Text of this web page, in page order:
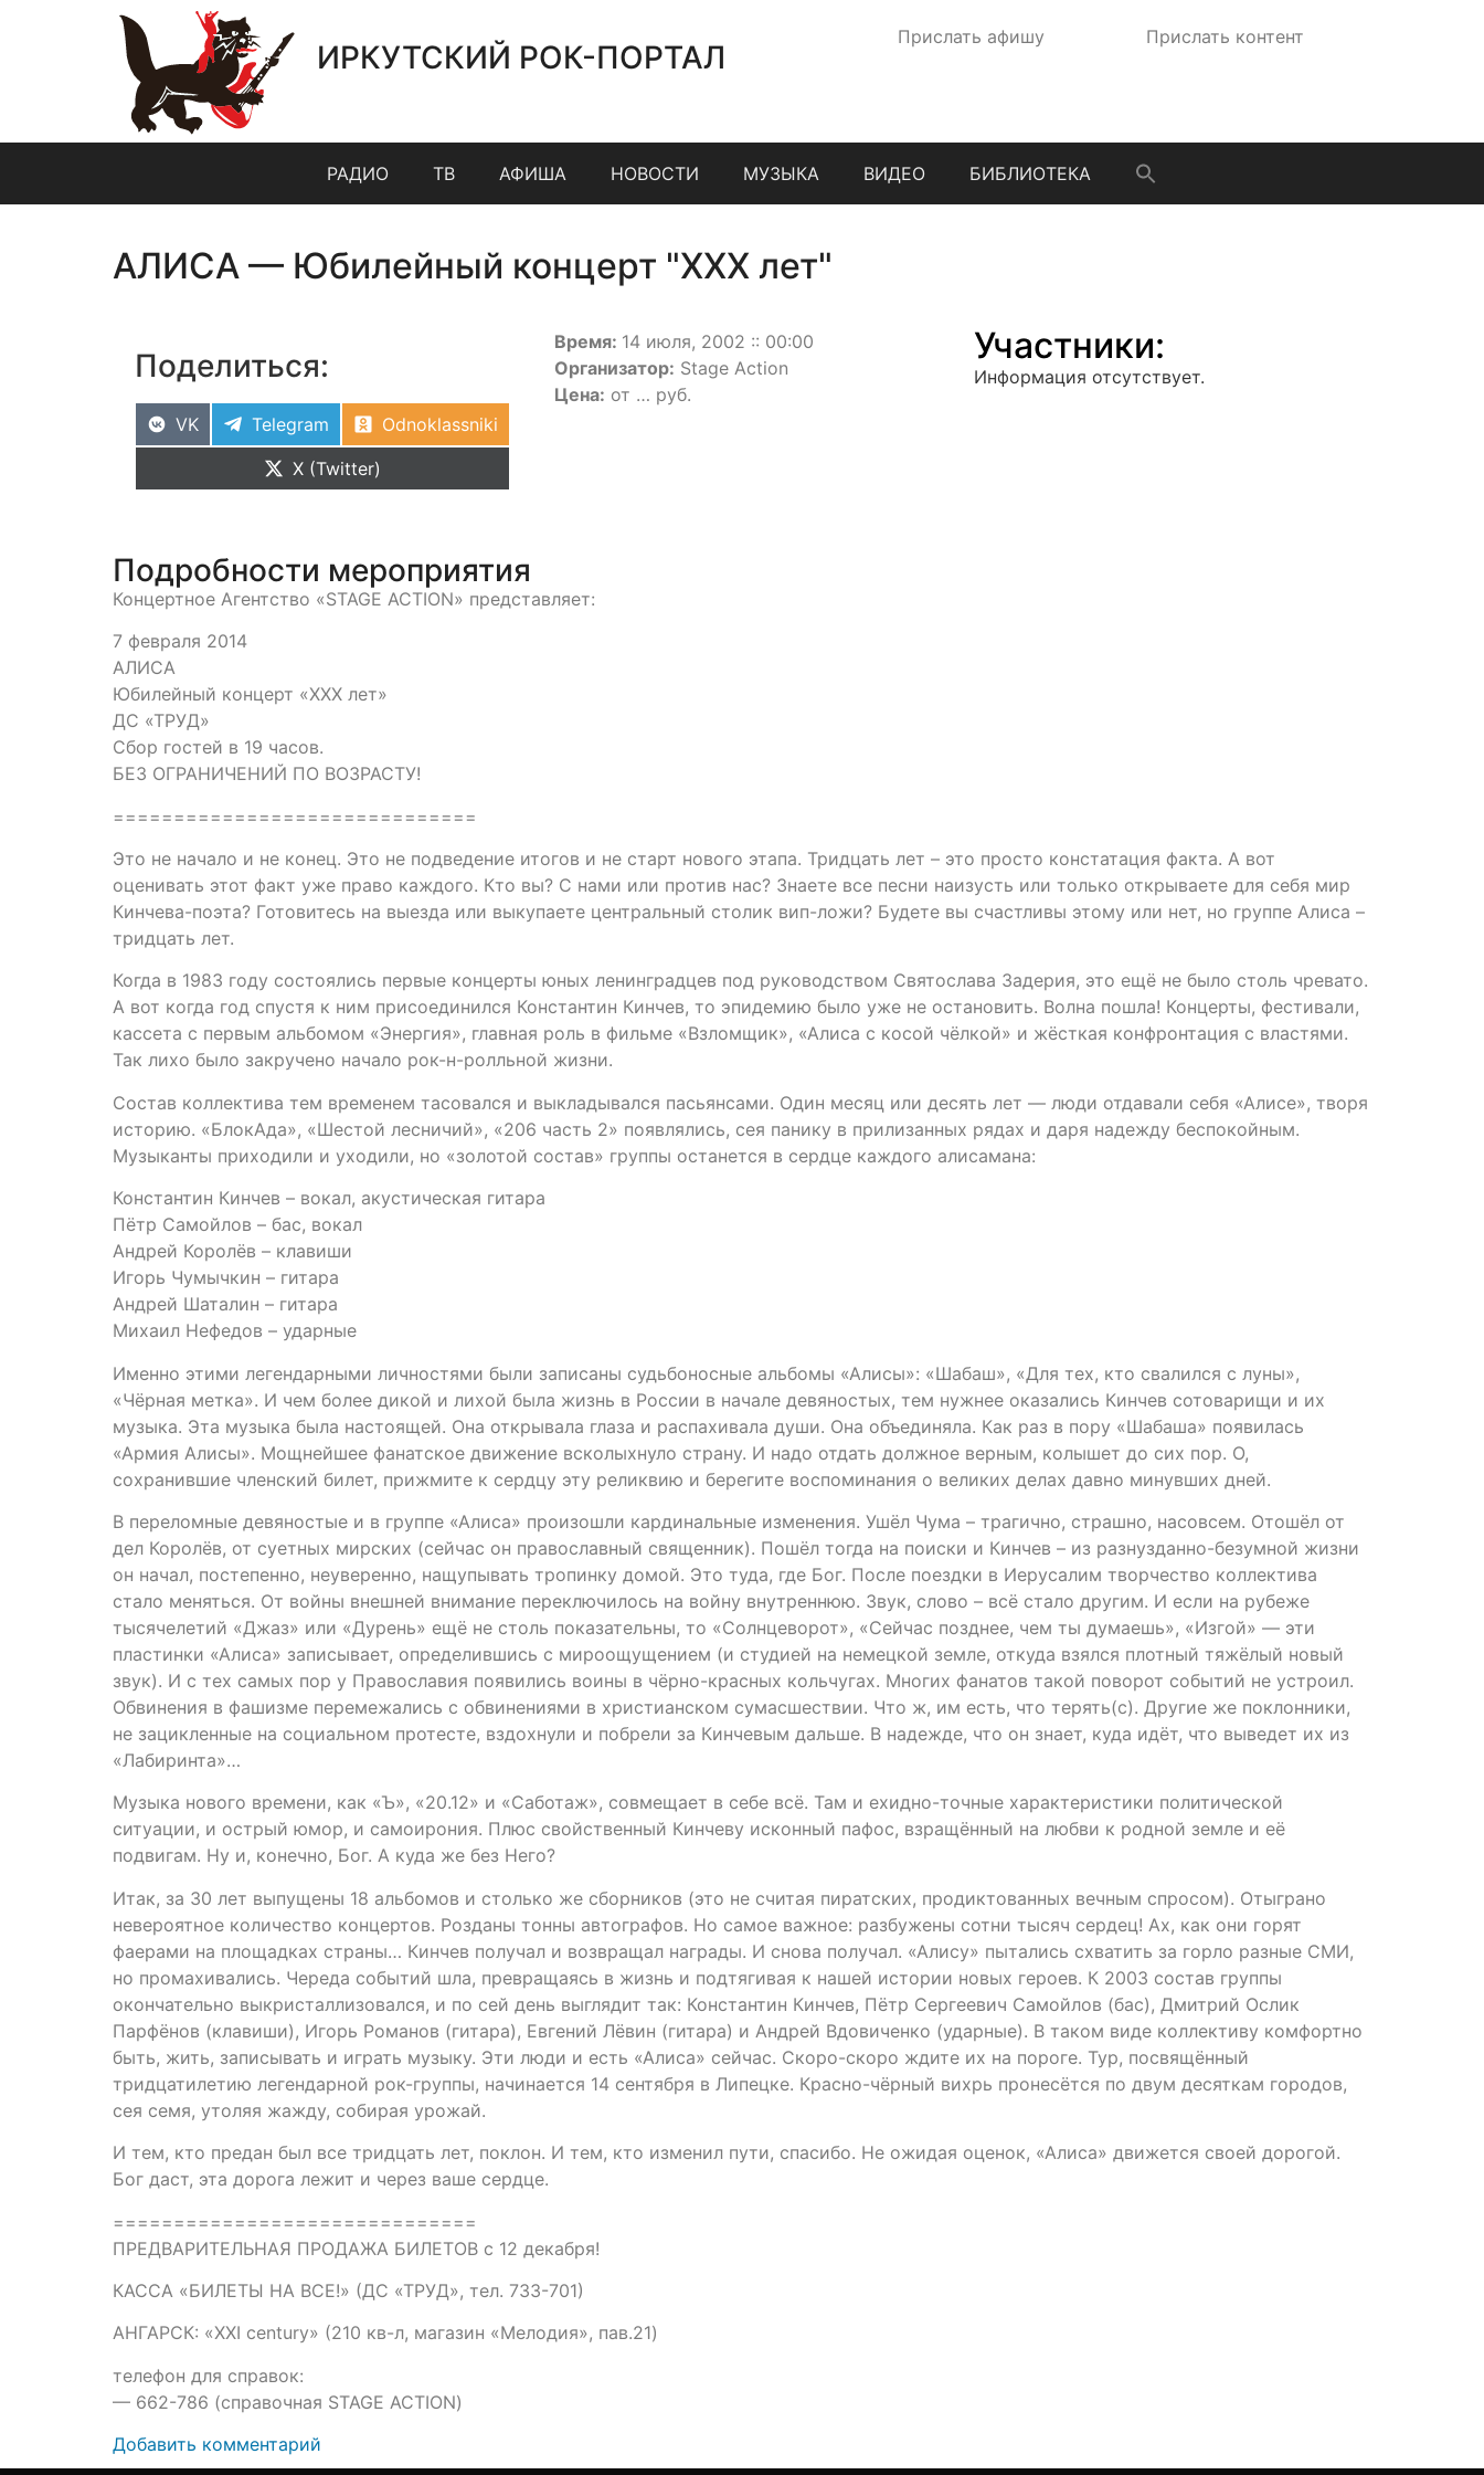
ИРКУТСКИЙ РОК-ПОРТАЛ
Прислать афишу Прислать контент
РАДИО ТВ АФИША НОВОСТИ МУЗЫКА ВИДЕО БИБЛИОТЕКА
АЛИСА — Юбилейный концерт "ХХХ лет"
Поделиться:
VK Telegram
Odnoklassniki
X (Twitter)
Время: 14 июля, 2002 :: 00:00
Организатор: Stage Action
Цена: от … руб.
Участники:
Информация отсутствует.
Подробности мероприятия
Концертное Агентство «STAGE ACTION» представляет:
7 февраля 2014
АЛИСА
Юбилейный концерт «ХХХ лет»
ДС «ТРУД»
Сбор гостей в 19 часов.
БЕЗ ОГРАНИЧЕНИЙ ПО ВОЗРАСТУ!
==============================
Это не начало и не конец. Это не подведение итогов и не старт нового этапа. Тридцать лет – это просто констатация факта. А вот
оценивать этот факт уже право каждого. Кто вы? С нами или против нас? Знаете все песни наизусть или только открываете для себя мир
Кинчева-поэта? Готовитесь на выезда или выкупаете центральный столик вип-ложи? Будете вы счастливы этому или нет, но группе Алиса –
тридцать лет.
Когда в 1983 году состоялись первые концерты юных ленинградцев под руководством Святослава Задерия, это ещё не было столь чревато.
А вот когда год спустя к ним присоединился Константин Кинчев, то эпидемию было уже не остановить. Волна пошла! Концерты, фестивали,
кассета с первым альбомом «Энергия», главная роль в фильме «Взломщик», «Алиса с косой чёлкой» и жёсткая конфронтация с властями.
Так лихо было закручено начало рок-н-ролльной жизни.
Состав коллектива тем временем тасовался и выкладывался пасьянсами. Один месяц или десять лет — люди отдавали себя «Алисе», творя
историю. «БлокАда», «Шестой лесничий», «206 часть 2» появлялись, сея панику в прилизанных рядах и даря надежду беспокойным.
Музыканты приходили и уходили, но «золотой состав» группы останется в сердце каждого алисамана:
Константин Кинчев – вокал, акустическая гитара
Пётр Самойлов – бас, вокал
Андрей Королёв – клавиши
Игорь Чумычкин – гитара
Андрей Шаталин – гитара
Михаил Нефедов – ударные
Именно этими легендарными личностями были записаны судьбоносные альбомы «Алисы»: «Шабаш», «Для тех, кто свалился с луны»,
«Чёрная метка». И чем более дикой и лихой была жизнь в России в начале девяностых, тем нужнее оказались Кинчев сотоварищи и их
музыка. Эта музыка была настоящей. Она открывала глаза и распахивала души. Она объединяла. Как раз в пору «Шабаша» появилась
«Армия Алисы». Мощнейшее фанатское движение всколыхнуло страну. И надо отдать должное верным, колышет до сих пор. О,
сохранившие членский билет, прижмите к сердцу эту реликвию и берегите воспоминания о великих делах давно минувших дней.
В переломные девяностые и в группе «Алиса» произошли кардинальные изменения. Ушёл Чума – трагично, страшно, насовсем. Отошёл от
дел Королёв, от суетных мирских (сейчас он православный священник). Пошёл тогда на поиски и Кинчев – из разнузданно-безумной жизни
он начал, постепенно, неуверенно, нащупывать тропинку домой. Это туда, где Бог. После поездки в Иерусалим творчество коллектива
стало меняться. От войны внешней внимание переключилось на войну внутреннюю. Звук, слово – всё стало другим. И если на рубеже
тысячелетий «Джаз» или «Дурень» ещё не столь показательны, то «Солнцеворот», «Сейчас позднее, чем ты думаешь», «Изгой» — эти
пластинки «Алиса» записывает, определившись с мироощущением (и студией на немецкой земле, откуда взялся плотный тяжёлый новый
звук). И с тех самых пор у Православия появились воины в чёрно-красных кольчугах. Многих фанатов такой поворот событий не устроил.
Обвинения в фашизме перемежались с обвинениями в христианском сумасшествии. Что ж, им есть, что терять(с). Другие же поклонники,
не зацикленные на социальном протесте, вздохнули и побрели за Кинчевым дальше. В надежде, что он знает, куда идёт, что выведет их из
«Лабиринта»…
Музыка нового времени, как «Ъ», «20.12» и «Саботаж», совмещает в себе всё. Там и ехидно-точные характеристики политической
ситуации, и острый юмор, и самоирония. Плюс свойственный Кинчеву исконный пафос, взращённый на любви к родной земле и её
подвигам. Ну и, конечно, Бог. А куда же без Него?
Итак, за 30 лет выпущены 18 альбомов и столько же сборников (это не считая пиратских, продиктованных вечным спросом). Отыграно
невероятное количество концертов. Розданы тонны автографов. Но самое важное: разбужены сотни тысяч сердец! Ах, как они горят
фаерами на площадках страны… Кинчев получал и возвращал награды. И снова получал. «Алису» пытались схватить за горло разные СМИ,
но промахивались. Череда событий шла, превращаясь в жизнь и подтягивая к нашей истории новых героев. К 2003 состав группы
окончательно выкристаллизовался, и по сей день выглядит так: Константин Кинчев, Пётр Сергеевич Самойлов (бас), Дмитрий Ослик
Парфёнов (клавиши), Игорь Романов (гитара), Евгений Лёвин (гитара) и Андрей Вдовиченко (ударные). В таком виде коллективу комфортно
быть, жить, записывать и играть музыку. Эти люди и есть «Алиса» сейчас. Скоро-скоро ждите их на пороге. Тур, посвящённый
тридцатилетию легендарной рок-группы, начинается 14 сентября в Липецке. Красно-чёрный вихрь пронесётся по двум десяткам городов,
сея семя, утоляя жажду, собирая урожай.
И тем, кто предан был все тридцать лет, поклон. И тем, кто изменил пути, спасибо. Не ожидая оценок, «Алиса» движется своей дорогой.
Бог даст, эта дорога лежит и через ваше сердце.
==============================
ПРЕДВАРИТЕЛЬНАЯ ПРОДАЖА БИЛЕТОВ с 12 декабря!
КАССА «БИЛЕТЫ НА ВСЕ!» (ДС «ТРУД», тел. 733-701)
АНГАРСК: «XXI century» (210 кв-л, магазин «Мелодия», пав.21)
телефон для справок:
— 662-786 (справочная STAGE ACTION)
Добавить комментарий